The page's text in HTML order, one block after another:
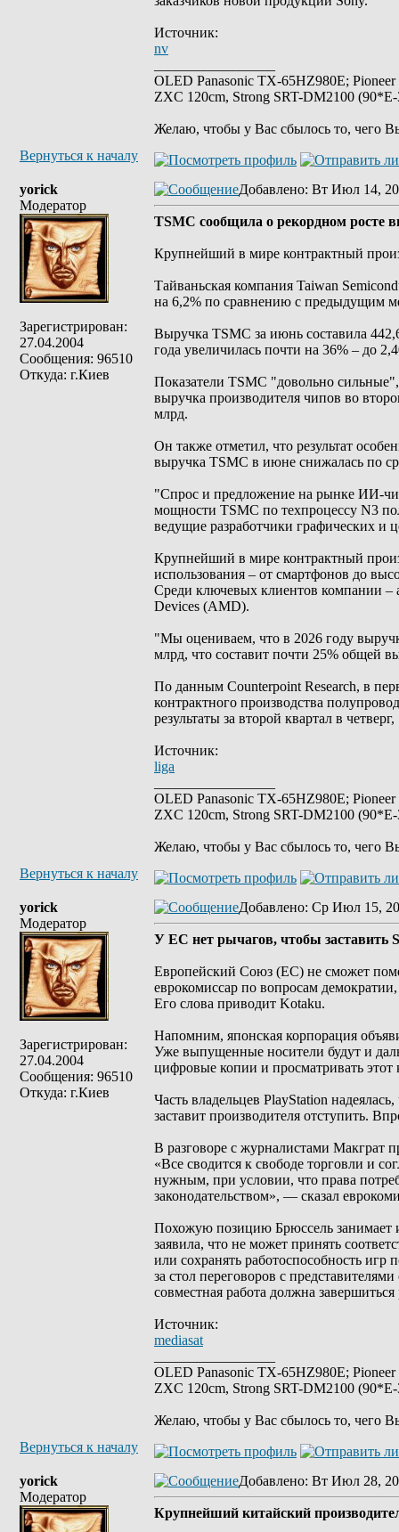
Источник:
nv
OLED Panasonic TX-65HZ980E;
ZXC 120cm, Strong SRT-DM2100
Желаю, чтобы у Вас сбылось то, чего
Вернуться к началу
yorick
Модератор
Зарегистрирован:
27.04.2004
Сообщения: 96510
Откуда: г.Киев
Добавлено: Вт Июл 14,
TSMC сообщила о рекордном росте
Крупнейший в мире контрактный
Тайваньская компания Taiwan
на 6,2% по сравнению с предыдущим
Выручка TSMC за июнь составила
года увеличилась почти на 36% – до
Показатели TSMC "довольно
выручка производителя чипов во
млрд.
Он также отметил, что результат
выручка TSMC в июне снижалась по
"Спрос и предложение на рынке ИИ-
мощности TSMC по техпроцессу N3
ведущие разработчики графических и
Крупнейший в мире контрактный
использования – от смартфонов до
Среди ключевых клиентов компании –
Devices (AMD).
"Мы оцениваем, что в 2026 году
млрд, что составит почти 25% общей
По данным Counterpoint Research, в
контрактного производства
результаты за второй квартал в
Источник:
liga
OLED Panasonic TX-65HZ980E;
ZXC 120cm, Strong SRT-DM2100
Желаю, чтобы у Вас сбылось то, чего
Вернуться к началу
yorick
Модератор
Зарегистрирован:
27.04.2004
Сообщения: 96510
Откуда: г.Киев
Добавлено: Ср Июл 15,
У ЕС нет рычагов, чтобы заставить
Европейский Союз (ЕС) не сможет
еврокомиссар по вопросам
Его слова приводит Kotaku.
Напомним, японская корпорация
Уже выпущенные носители будут и
цифровые копии и просматривать этот
Часть владельцев PlayStation
заставит производителя отступить.
В разговоре с журналистами Макграт
«Все сводится к свободе торговли и
нужным, при условии, что права
законодательством», — сказал
Похожую позицию Брюссель занимает
заявила, что не может принять
или сохранять работоспособность
за стол переговоров с
совместная работа должна
Источник:
mediasat
OLED Panasonic TX-65HZ980E;
ZXC 120cm, Strong SRT-DM2100
Желаю, чтобы у Вас сбылось то, чего
Вернуться к началу
yorick
Модератор
Добавлено: Вт Июл 28,
Крупнейший китайский